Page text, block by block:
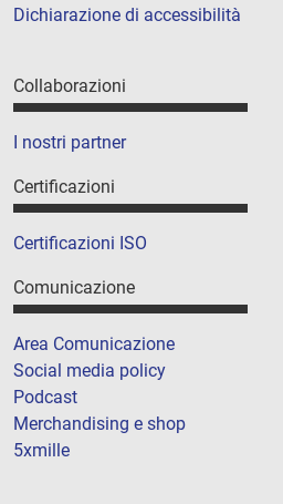
Dichiarazione di accessibilità
Collaborazioni
I nostri partner
Certificazioni
Certificazioni ISO
Comunicazione
Area Comunicazione
Social media policy
Podcast
Merchandising e shop
5xmille